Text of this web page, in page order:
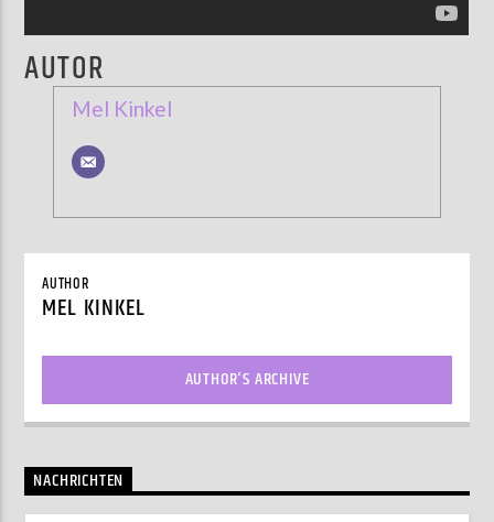
AUTOR
Mel Kinkel
AUTHOR
MEL KINKEL
AUTHOR'S ARCHIVE
NACHRICHTEN